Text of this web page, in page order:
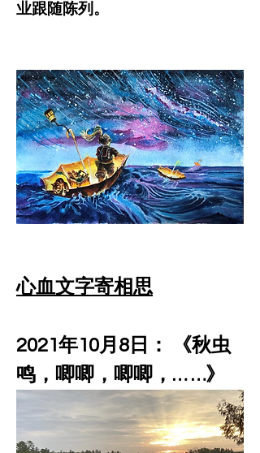
业跟随陈列。
心血文字寄相思
2021年10月8日： 《秋虫
鸣，唧唧，唧唧，… …》